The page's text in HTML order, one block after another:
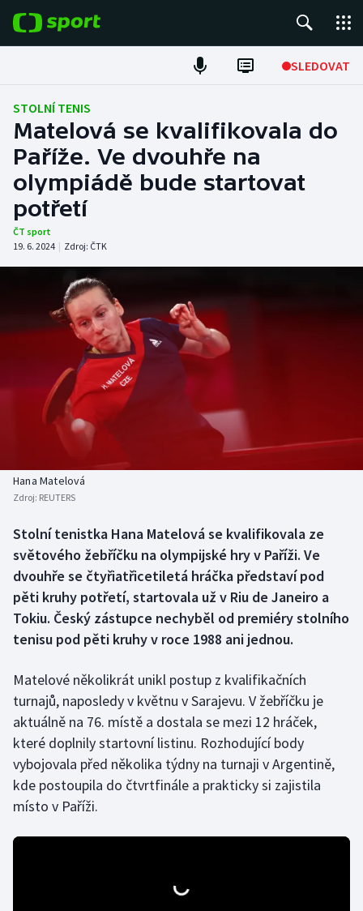
SLEDOVAT
Fotbal
Hokej
Tenis
Atletika
DALŠÍ SPORTY
Americký fotbal
Baseball a softbal
Basketbal
Boby a skeleton
Box
Curling
Dostihy
Florbal
Futsal
Golf
Gymnastika
Házená
Jezdectví
NEPŘEHLÉDNĚTE
Soutěže
Historické návraty
AZ kvíz
STOLNÍ TENIS
Matelová se kvalifikovala do
Paříže. Ve dvouhře na
olympiádě bude startovat
potřetí
ČT sport
19. 6. 2024 | Zdroj: ČTK
Hana Matelová
Zdroj: REUTERS
Stolní tenistka Hana Matelová se kvalifikovala ze
světového žebříčku na olympijské hry v Paříži. Ve
dvouhře se čtyřiatřicetiletá hráčka představí pod
pěti kruhy potřetí, startovala už v Riu de Janeiro a
Tokiu. Český zástupce nechyběl od premiéry stolního
tenisu pod pěti kruhy v roce 1988 ani jednou.
Matelové několikrát unikl postup z kvalifikačních
turnajů, naposledy v květnu v Sarajevu. V žebříčku je
aktuálně na 76. místě a dostala se mezi 12 hráček,
které doplnily startovní listinu. Rozhodující body
vybojovala před několika týdny na turnaji v Argentině,
kde postoupila do čtvrtfinále a prakticky si zajistila
místo v Paříži.